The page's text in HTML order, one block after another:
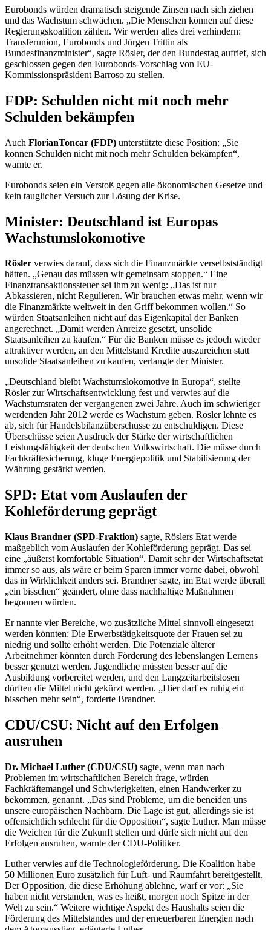
Eurobonds würden dramatisch steigende Zinsen nach sich ziehen
und das Wachstum schwächen. „Die Menschen können auf diese
Regierungskoalition zählen. Wir werden alles drei verhindern:
Transferunion, Eurobonds und Jürgen Trittin als
Bundesfinanzminister“, sagte Rösler, der den Bundestag aufrief, sich
geschlossen gegen den Eurobonds-Vorschlag von EU-
Kommissionspräsident Barroso zu stellen.
FDP: Schulden nicht mit noch mehr
Schulden bekämpfen
Auch FlorianToncar (FDP) unterstützte diese Position: „Sie
können Schulden nicht mit noch mehr Schulden bekämpfen“,
warnte er.
Eurobonds seien ein Verstoß gegen alle ökonomischen Gesetze und
kein tauglicher Versuch zur Lösung der Krise.
Minister: Deutschland ist Europas
Wachstumslokomotive
Rösler verwies darauf, dass sich die Finanzmärkte verselbstständigt
hätten. „Genau das müssen wir gemeinsam stoppen.“ Eine
Finanztransaktionssteuer sei ihm zu wenig: „Das ist nur
Abkassieren, nicht Regulieren. Wir brauchen etwas mehr, wenn wir
die Finanzmärkte weltweit in den Griff bekommen wollen.“ So
würden Staatsanleihen nicht auf das Eigenkapital der Banken
angerechnet. „Damit werden Anreize gesetzt, unsolide
Staatsanleihen zu kaufen.“ Für die Banken müsse es jedoch wieder
attraktiver werden, an den Mittelstand Kredite auszureichen statt
unsolide Staatsanleihen zu kaufen, verlangte der Minister.
„Deutschland bleibt Wachstumslokomotive in Europa“, stellte
Rösler zur Wirtschaftsentwicklung fest und verwies auf die
Wachstumsraten der vergangenen zwei Jahre. Auch im schwieriger
werdenden Jahr 2012 werde es Wachstum geben. Rösler lehnte es
ab, sich für Handelsbilanzüberschüsse zu entschuldigen. Diese
Überschüsse seien Ausdruck der Stärke der wirtschaftlichen
Leistungsfähigkeit der deutschen Volkswirtschaft. Die müsse durch
Fachkräftesicherung, kluge Energiepolitik und Stabilisierung der
Währung gestärkt werden.
SPD: Etat vom Auslaufen der
Kohleförderung geprägt
Klaus Brandner (SPD-Fraktion) sagte, Röslers Etat werde
maßgeblich vom Auslaufen der Kohleförderung geprägt. Das sei
eine „äußerst komfortable Situation“. Damit sehr der Wirtschaftsetat
immer so aus, als wäre er beim Sparen immer vorne dabei, obwohl
das in Wirklichkeit anders sei. Brandner sagte, im Etat werde überall
„ein bisschen“ geändert, ohne dass nachhaltige Maßnahmen
begonnen würden.
Er nannte vier Bereiche, wo zusätzliche Mittel sinnvoll eingesetzt
werden könnten: Die Erwerbstätigkeitsquote der Frauen sei zu
niedrig und sollte erhöht werden. Die Potenziale älterer
Arbeitnehmer könnten durch Förderung des lebenslangen Lernens
besser genutzt werden. Jugendliche müssten besser auf die
Ausbildung vorbereitet werden, und den Langzeitarbeitslosen
dürften die Mittel nicht gekürzt werden. „Hier darf es ruhig ein
bisschen mehr sein“, forderte Brandner.
CDU/CSU: Nicht auf den Erfolgen
ausruhen
Dr. Michael Luther (CDU/CSU) sagte, wenn man nach
Problemen im wirtschaftlichen Bereich frage, würden
Fachkräftemangel und Schwierigkeiten, einen Handwerker zu
bekommen, genannt. „Das sind Probleme, um die beneiden uns
unsere europäischen Nachbarn. Die Lage ist gut, allerdings sie ist
offensichtlich schlecht für die Opposition“, sagte Luther. Man müsse
die Weichen für die Zukunft stellen und dürfe sich nicht auf den
Erfolgen ausruhen, warnte der CDU-Politiker.
Luther verwies auf die Technologieförderung. Die Koalition habe
50 Millionen Euro zusätzlich für Luft- und Raumfahrt bereitgestellt.
Der Opposition, die diese Erhöhung ablehne, warf er vor: „Sie
haben nicht verstanden, was es heißt, morgen noch Spitze in der
Welt zu sein.“ Weitere wichtige Aspekt des Haushalts seien die
Förderung des Mittelstandes und der erneuerbaren Energien nach